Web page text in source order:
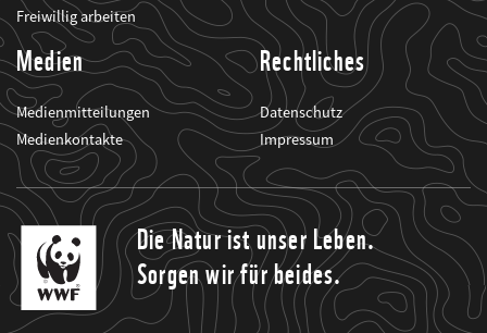
Freiwillig arbeiten
Medien
Medienmitteilungen
Medienkontakte
Rechtliches
Datenschutz
Impressum
Die Natur ist unser Leben.
Sorgen wir für beides.